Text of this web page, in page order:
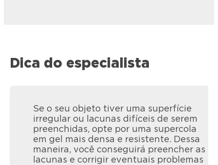
Dica do especialista
Se o seu objeto tiver uma superfície
irregular ou lacunas difíceis de serem
preenchidas, opte por uma supercola
em gel mais densa e resistente. Dessa
maneira, você conseguirá preencher as
lacunas e corrigir eventuais problemas